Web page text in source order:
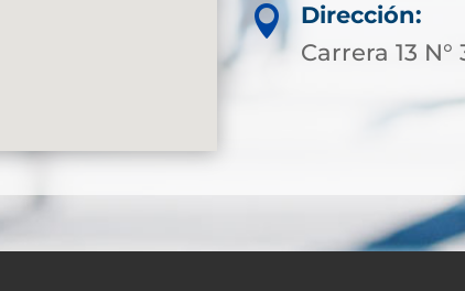

Dirección:
Carrera 13 N°